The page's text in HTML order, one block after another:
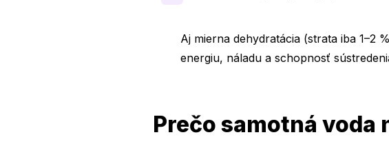
Aj mierna dehydratácia (strata iba 1–2
energiu, náladu a schopnosť
Prečo samotná voda